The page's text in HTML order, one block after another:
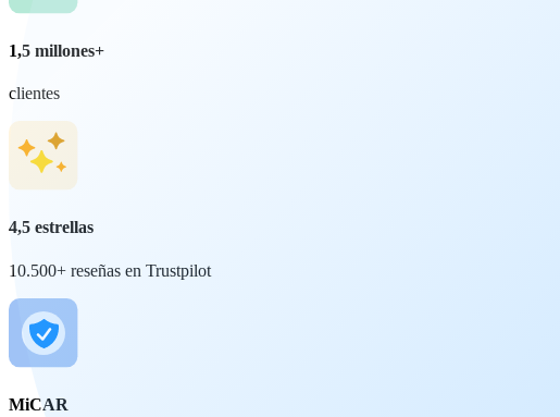
1,5 millones+
clientes
4,5 estrellas
10.500+ reseñas en Trustpilot
MiCAR